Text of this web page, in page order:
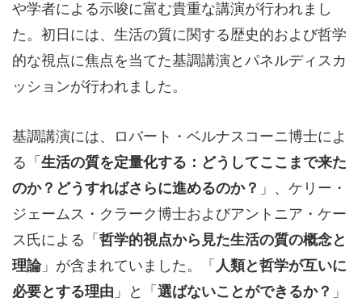
や学者による示唆に富む貴重な講演が行われまし
た。初日には、生活の質に関する歴史的および哲学
的な視点に焦点を当てた基調講演とパネルディスカ
ッションが行われました。
基調講演には、ロバート・ベルナスコーニ博士によ
る「 生活の質を定量化する：どうしてここまで来た
のか？どうすればさらに進めるのか？ 」、ケリー・
ジェームス・クラーク博士およびアントニア・ケー
ス氏による「 哲学的視点から見た生活の質の概念と
理論」が含まれていました。「 人類と哲学が互いに
必要とする理由 」と「 選ばないことができるか？ 」